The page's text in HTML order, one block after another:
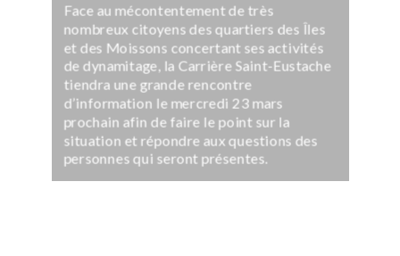
Face au mécontentement de très
nombreux citoyens des quartiers des Îles
et des Moissons concertant ses activités
de dynamitage, la Carrière Saint-Eustache
tiendra une grande rencontre
d’information le mercredi 23 mars
prochain afin de faire le point sur la
situation et répondre aux questions des
personnes qui seront présentes.